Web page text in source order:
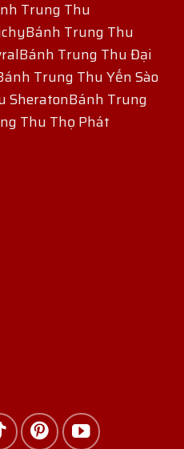
Trung Thu
Bánh Trung Thu
Bánh Trung Thu Đại
Trung Thu Yến Sào
SheratonBánh Trung
Thu Thọ Phát